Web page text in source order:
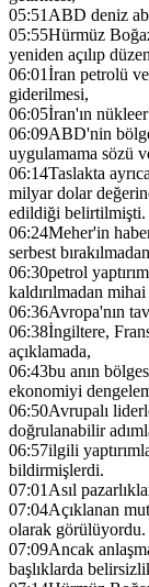
05:51ABD deniz
05:55Hürmüz
yeniden açılıp
06:01İran petrolü
giderilmesi,
06:05İran'ın
06:09ABD'nin
uygulamama sözü
06:14Taslakta
milyar dolar
edildiği belirtilmişti.
06:24Meher'in
serbest
06:30petrol
kaldırılmadan
06:36Avropa'nın
06:38İngiltere,
açıklamada,
06:43bu anın
ekonomiyi
06:50Avrupalı
doğrulanabilir
06:57ilgili
bildirmişlerdi.
07:01Asıl
07:04Açıklanan
olarak görülüyordu.
07:09Ancak
başlıklarda